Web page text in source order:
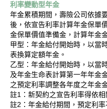
利率變動型年金
年金累積期間，壽險公司依據
後，依宣告利率計算年金保單
金保單價值準備金，計算年金
甲型：年金給付開始時，以當
表換算定額年金。
乙型：年金給付開始時，以當
及年金生命表計算第一年年金
之預定利率調整各年度之年金
註1：新契約之宣告利率得依
註2：年金給付期間，預定利